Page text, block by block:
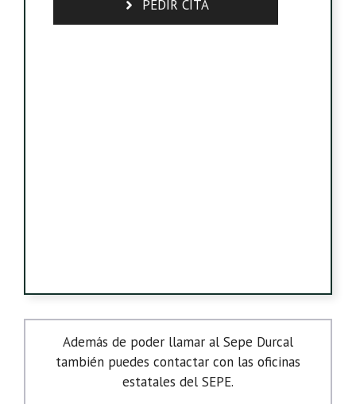
PEDIR CITA
Además de poder llamar al Sepe Durcal
también puedes contactar con las oficinas
estatales del SEPE.